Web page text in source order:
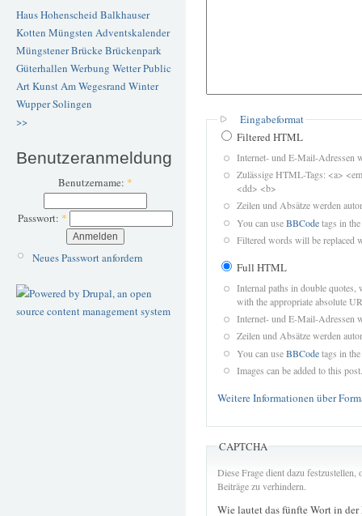
Haus Hohenscheid Balkhauser
Kotten Müngsten Adventskalender
Müngstener BrückeBrückenpark
Güterhallen Werbung WetterPublic
ArtKunstAm Wegesrand Winter
WupperSolingen
>>
Benutzeranmeldung
Benutzername: *
Passwort: *
Neues Passwort anfordern
Eingabeformat
Filtered HTML
Internet- und E-Mail-Adressen
Zulässige HTML-Tags: <a>
<dd> <b>
Zeilen und Absätze werden
You can useBBCodetags in
Filtered words will be replaced
Full HTML
Internal paths in double quotes,
with the appropriate absolute
Internet- und E-Mail-Adressen
Zeilen und Absätze werden
You can useBBCodetags in
Images can be added to this post.
Weitere Informationen über
CAPTCHA
Diese Frage dient dazu
Beiträge zu verhindern.
Wie lautet das fünfte Wort in der